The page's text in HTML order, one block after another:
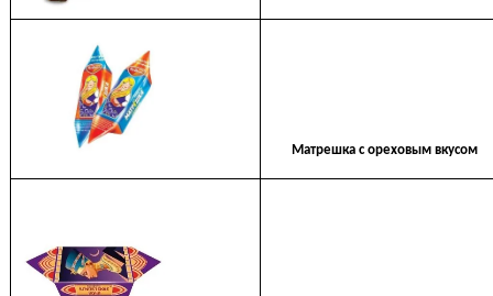
Матрешка с ореховым вкусом